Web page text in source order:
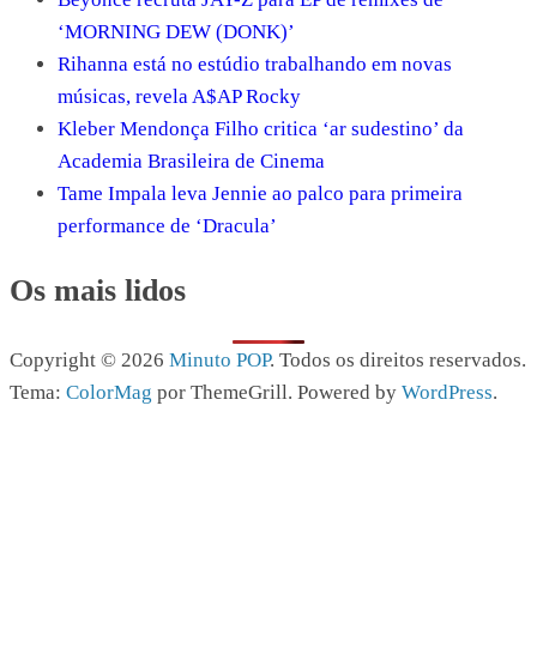
‘MORNING DEW (DONK)’
Rihanna está no estúdio trabalhando em novas
músicas, revela A$AP Rocky
Kleber Mendonça Filho critica ‘ar sudestino’ da
Academia Brasileira de Cinema
Tame Impala leva Jennie ao palco para primeira
performance de ‘Dracula’
Os mais lidos
Copyright © 2026 Minuto POP. Todos os direitos reservados.
Tema: ColorMag por ThemeGrill. Powered by WordPress.